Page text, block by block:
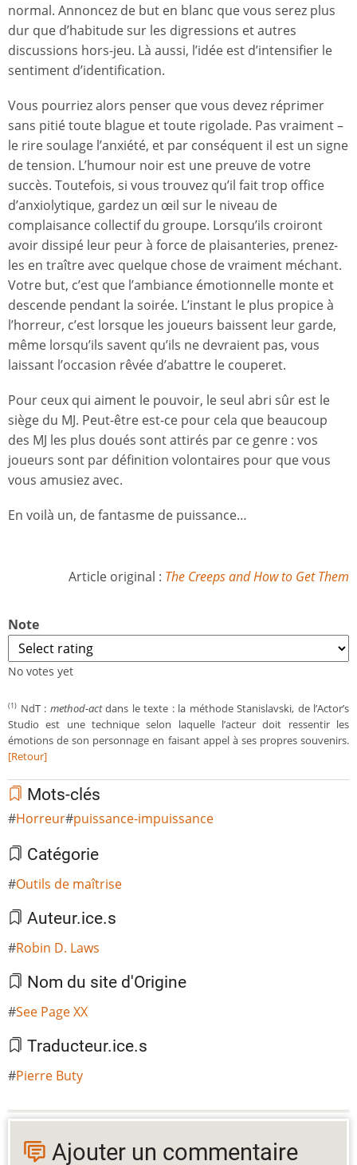
normal. Annoncez de but en blanc que vous serez plus
dur que d’habitude sur les digressions et autres
discussions hors-jeu. Là aussi, l’idée est d’intensifier le
sentiment d’identification.
Vous pourriez alors penser que vous devez réprimer
sans pitié toute blague et toute rigolade. Pas vraiment –
le rire soulage l’anxiété, et par conséquent il est un signe
de tension. L’humour noir est une preuve de votre
succès. Toutefois, si vous trouvez qu’il fait trop office
d’anxiolytique, gardez un œil sur le niveau de
complaisance collectif du groupe. Lorsqu’ils croiront
avoir dissipé leur peur à force de plaisanteries, prenez-
les en traître avec quelque chose de vraiment méchant.
Votre but, c’est que l’ambiance émotionnelle monte et
descende pendant la soirée. L’instant le plus propice à
l’horreur, c’est lorsque les joueurs baissent leur garde,
même lorsqu’ils savent qu’ils ne devraient pas, vous
laissant l’occasion rêvée d’abattre le couperet.
Pour ceux qui aiment le pouvoir, le seul abri sûr est le
siège du MJ. Peut-être est-ce pour cela que beaucoup
des MJ les plus doués sont attirés par ce genre : vos
joueurs sont par définition volontaires pour que vous
vous amusiez avec.
En voilà un, de fantasme de puissance…
Article original : The Creeps and How to Get Them
Note
No votes yet
(1) NdT : method-actdans le texte : la méthode Stanislavski, de l’Actor’s
Studio est une technique selon laquelle l’acteur doit ressentir les
émotions de son personnage en faisant appel à ses propres souvenirs.
[Retour]
Mots-clés
Horreur puissance-impuissance
Catégorie
Outils de maîtrise
Auteur.ice.s
Robin D. Laws
Nom du site d'Origine
See Page XX
Traducteur.ice.s
Pierre Buty
Ajouter un commentaire